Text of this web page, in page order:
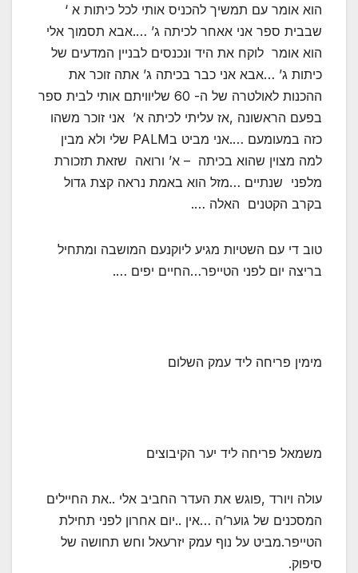
הוא אומר עם תמשיך להכניס אותי לכל כיתות א ‘
שבבית ספר אני אאחר לכיתה ג’ ….אבא תסמוך אלי
הוא אומר לוקח את היד ונכנסים לבניין המדעים של
כיתות ג’ …אבא אני כבר בכיתה ג’ אתה זוכר את
ההכנות לאולטרה של ה- 60 שליוויתם אותי לבית ספר
בפעם הראשונה ,אז עליתי לכיתה א’ אני זוכר משהו
כזה במעומעם ….אני מביט בPALM שלי ולא מבין
למה מצוין שהוא בכיתה – א’ ורואה שזאת תזכורת
מלפני שנתיים …מזל הוא באמת נראה קצת גדול
בקרב הקטנים האלה ….
טוב די עם השטיות מגיע ליוקנעם המושבה ומתחיל
בריצה יום לפני הטייפר…החיים יפים ….
מימין פריחה ליד עמק השלום
משמאל פריחה ליד יער הקיבוצים
עולה ויורד ,פוגש את העדר החביב אלי ..את החיילים
המסכנים של גוער’ה …אין ..יום אחרון לפני תחילת
הטייפר.מביט על נוף עמק יזרעאל וחש תחושה של
סיפוק.